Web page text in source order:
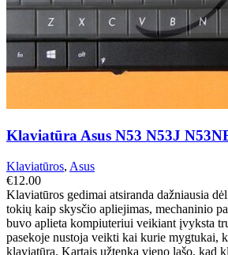
Klaviatūra Asus N53 N53J
Klaviatūros, Asus
€12.00
Klaviatūros gedimai atsiranda dažniausia
tokių kaip skysčio apliejimas, mechaninio
buvo aplieta kompiuteriui veikiant įvyksta
pasekoje nustoja veikti kai kurie mygtukai,
klaviatūra. Kartais užtenka vieno lašo, kad